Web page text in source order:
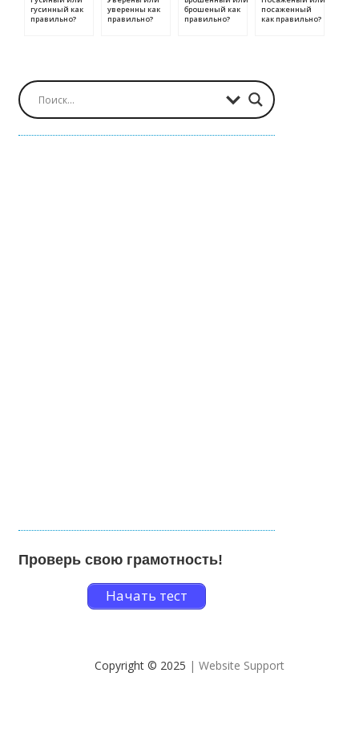
гусинный как
правильно?
уверенны как
правильно?
брошеный как
правильно?
посаженный
как правильно?
Проверь свою грамотность!
Начать тест
Copyright © 2025 | Website Support